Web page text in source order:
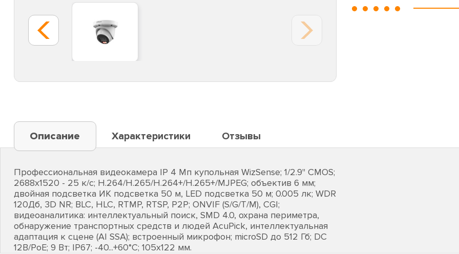
Описание Характеристики Отзывы
Профессиональная видеокамера IP 4 Мп купольная WizSense; 1/2.9" CMOS;
2688х1520 - 25 к/с; H.264/H.265/H.264+/H.265+/MJPEG; объектив 6 мм;
двойная подсветка ИК подсветка 50 м, LED подсветка 50 м; 0.005 лк; WDR
120Дб, 3D NR; BLC, HLC, RTMP, RTSP, P2P; ONVIF (S/G/T/М), CGI;
видеоаналитика: интеллектуальный поиск, SMD 4.0, охрана периметра,
обнаружение транспортных средств и людей AcuPick, интеллектуальная
адаптация к сцене (AI SSA); встроенный микрофон; microSD до 512 Гб; DC
12В/PoE; 9 Вт; IP67; -40...+60°C; 105х122 мм.